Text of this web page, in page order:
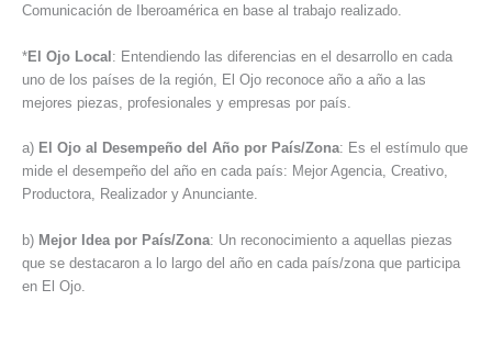
Comunicación de Iberoamérica en base al trabajo realizado.
*El Ojo Local : Entendiendo las diferencias en el desarrollo en cada
uno de los países de la región, El Ojo reconoce año a año a las
mejores piezas, profesionales y empresas por país.
a) El Ojo al Desempeño del Año por País/Zona: Es el estímulo que
mide el desempeño del año en cada país: Mejor Agencia, Creativo,
Productora, Realizador y Anunciante.
b) Mejor Idea por País/Zona: Un reconocimiento a aquellas piezas
que se destacaron a lo largo del año en cada país/zona que participa
en El Ojo.